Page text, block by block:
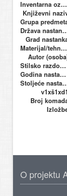
Inventarna oznaka
Književni
Grupa
Država
Grad
Materijal/tehnika
Autor
Stilsko razdoblje
Godina nastanka
Stoljeće
v1xš1xd1
Broj
O projektu